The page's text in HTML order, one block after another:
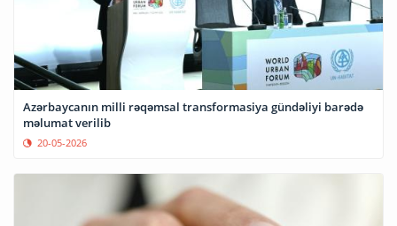
Azərbaycanın milli rəqəmsal transformasiya gündəliyi barədə
məlumat verilib
20-05-2026